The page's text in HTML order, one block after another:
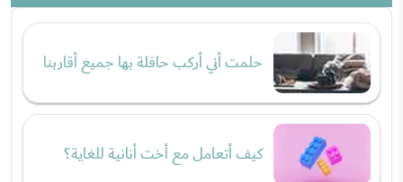
حلمت أني أركب حافلة بها جميع أقاربنا
كيف أتعامل مع أخت أنانية للغاية؟